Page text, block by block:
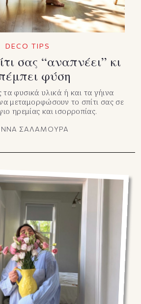
DECO TIPS
σας “αναπνέει” κι
φύση
φυσικά υλικά ή και τα γήινα
μεταμορφώσουν το σπίτι σας σε
ηρεμίας και ισορροπίας.
ΣΑΛΑΜΟΥΡΑ